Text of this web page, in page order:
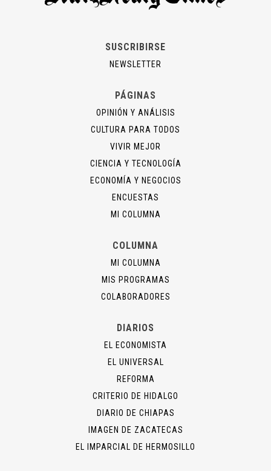
SUSCRIBIRSE
NEWSLETTER
PÁGINAS
OPINIÓN Y ANÁLISIS
CULTURA PARA TODOS
VIVIR MEJOR
CIENCIA Y TECNOLOGÍA
ECONOMÍA Y NEGOCIOS
ENCUESTAS
MI COLUMNA
COLUMNA
MI COLUMNA
MIS PROGRAMAS
COLABORADORES
DIARIOS
EL ECONOMISTA
EL UNIVERSAL
REFORMA
CRITERIO DE HIDALGO
DIARIO DE CHIAPAS
IMAGEN DE ZACATECAS
EL IMPARCIAL DE HERMOSILLO